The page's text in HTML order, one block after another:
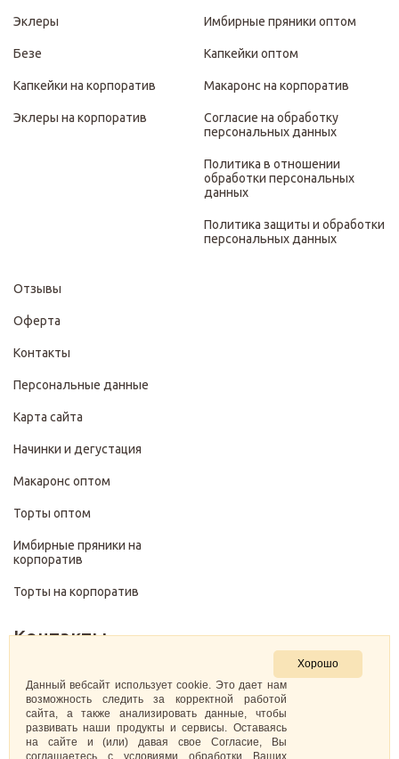
Эклеры
Безе
Капкейки на корпоратив
Эклеры на корпоратив
Имбирные пряники оптом
Капкейки оптом
Макаронс на корпоратив
Согласие на обработку
персональных данных
Политика в отношении
обработки персональных
данных
Политика защиты и обработки
персональных данных
Отзывы
Оферта
Контакты
Персональные данные
Карта сайта
Начинки и дегустация
Макаронс оптом
Торты оптом
Имбирные пряники на
корпоратив
Торты на корпоратив
Контакты
+7 (499) 322-28-29
pirojenka.rf@gmail.com
Москва, Павелецкая набережная 10к1
Хорошо
Данный вебсайт использует cookie. Это дает нам
возможность следить за корректной работой
сайта, а также анализировать данные, чтобы
развивать наши продукты и сервисы. Оставаясь
на сайте и (или) давая свое Согласие, Вы
соглашаетесь с условиями обработки Ваших